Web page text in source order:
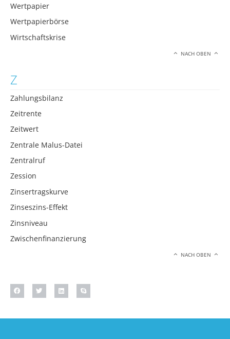
Wertpapier
Wertpapierbörse
Wirtschaftskrise
NACH OBEN
Z
Zahlungsbilanz
Zeitrente
Zeitwert
Zentrale Malus-Datei
Zentralruf
Zession
Zinsertragskurve
Zinseszins-Effekt
Zinsniveau
Zwischenfinanzierung
NACH OBEN